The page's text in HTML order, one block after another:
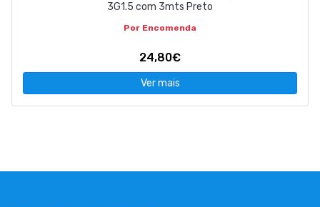
3G1.5 com 3mts Preto
Por Encomenda
24,80€
Ver mais